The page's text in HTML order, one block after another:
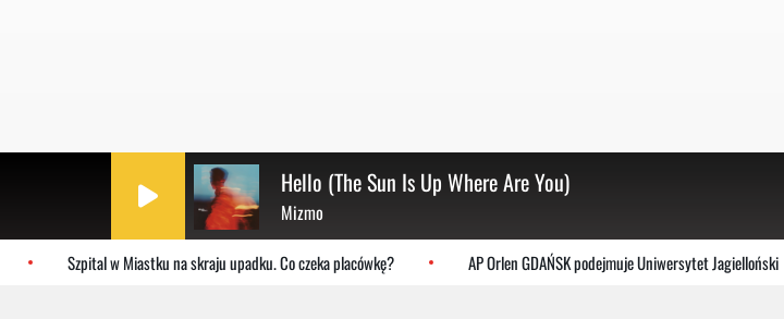
Hello (The Sun Is Up Where Are You)
Mizmo
Szpital w Miastku na skraju upadku. Co czeka placówkę? AP Orlen GDAŃSK podejmuje Uniwersytet Jagielloński